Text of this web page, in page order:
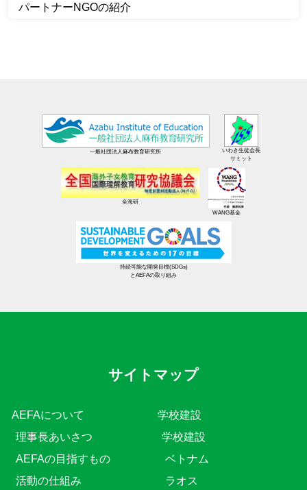
パートナーNGOの紹介
一般社団法人麻布教育研究所
いわき生徒会長
サミット
全海研
WANG基金
持続可能な開発目標(SDGs)
とAEFAの取り組み
サイトマップ
AEFAについて
理事長あいさつ
AEFAの目指すもの
活動の仕組み
学校建設
学校建設
ベトナム
ラオス